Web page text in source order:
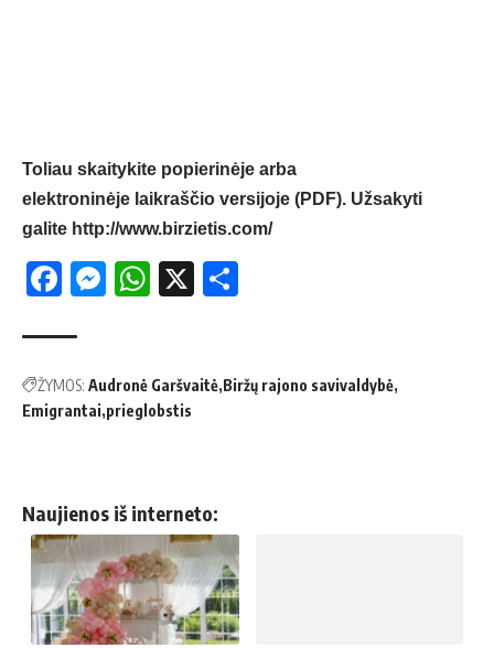
Toliau skaitykite popierinėje arba
elektroninėje laikraščio versijoje (PDF). Užsakyti
galite http://www.birzietis.com/
Facebook
Messenger
WhatsApp
X
ŽYMOS: Audronė Garšvaitė Biržų rajono savivaldybė
Emigrantai prieglobstis
Naujienos iš interneto: